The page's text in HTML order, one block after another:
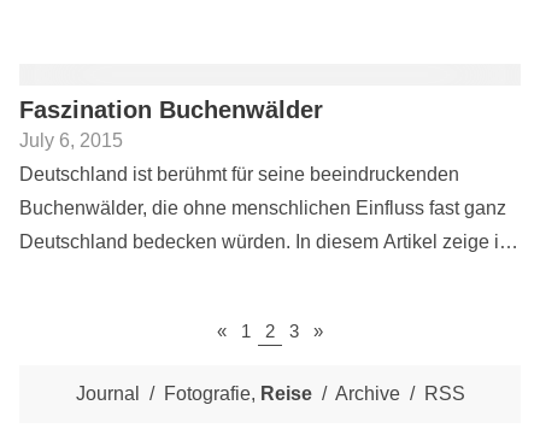
Faszination Buchenwälder
July 6, 2015
Deutschland ist berühmt für seine beeindruckenden
Buchenwälder, die ohne menschlichen Einfluss fast ganz
Deutschland bedecken würden. In diesem Artikel zeige ich
«
1 2 3 »
Journal Fotografie Reise Archive RSS